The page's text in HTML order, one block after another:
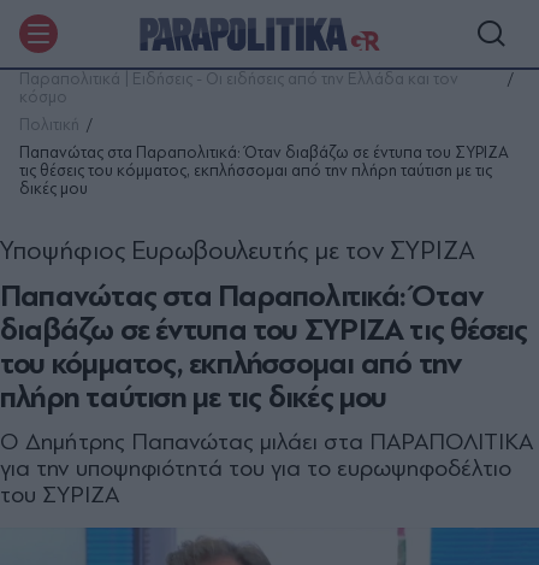
Παραπολιτικά | Ειδήσεις - Οι ειδήσεις από την Ελλάδα και τον
κόσμο
Πολιτική
Παπανώτας στα Παραπολιτικά: Όταν διαβάζω σε έντυπα του ΣΥΡΙΖΑ
τις θέσεις του κόμματος, εκπλήσσομαι από την πλήρη ταύτιση με τις
δικές μου
Παπανώτας στα Παραπολιτικά: Όταν
διαβάζω σε έντυπα του ΣΥΡΙΖΑ τις θέσεις
του κόμματος, εκπλήσσομαι από την
πλήρη ταύτιση με τις δικές μου
Υποψήφιος Ευρωβουλευτής με τον ΣΥΡΙΖΑ
Ο Δημήτρης Παπανώτας μιλάει στα ΠΑΡΑΠΟΛΙΤΙΚΑ
για την υποψηφιότητά του για το ευρωψηφοδέλτιο
του ΣΥΡΙΖΑ